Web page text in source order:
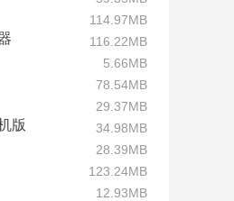
114.97MB
116.22MB
5.66MB
78.54MB
29.37MB
版
34.98MB
28.39MB
123.24MB
12.93MB